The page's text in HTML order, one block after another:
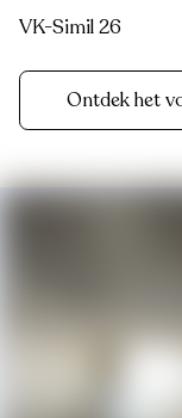
VK-Simil 26
Ontdek het